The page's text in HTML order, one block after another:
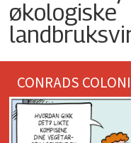
økologiske
CONRADS